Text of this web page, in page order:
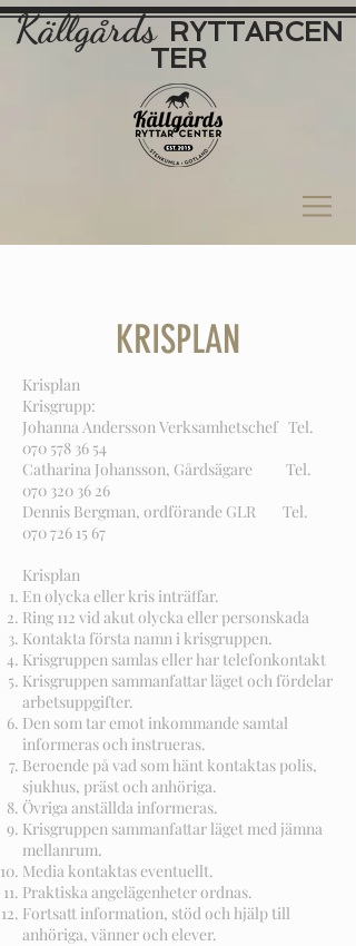
Källgårds RYTTARCEN
TER
KRISPLAN
Krisplan
Krisgrupp:
Johanna Andersson Verksamhetschef Tel.
070 578 36 54
Catharina Johansson, Gårdsägare Tel.
070 320 36 26
Dennis Bergman, ordförande GLR Tel.
070 726 15 67
Krisplan
En olycka eller kris inträffar.
Ring 112 vid akut olycka eller personskada
Kontakta första namn i krisgruppen.
Krisgruppen samlas eller har telefonkontakt
Krisgruppen sammanfattar läget och fördelar
arbetsuppgifter.
Den som tar emot inkommande samtal
informeras och instrueras.
Beroende på vad som hänt kontaktas polis,
sjukhus, präst och anhöriga.
Övriga anställda informeras.
Krisgruppen sammanfattar läget med jämna
mellanrum.
Media kontaktas eventuellt.
Praktiska angelägenheter ordnas.
Fortsatt information, stöd och hjälp till
anhöriga, vänner och elever.